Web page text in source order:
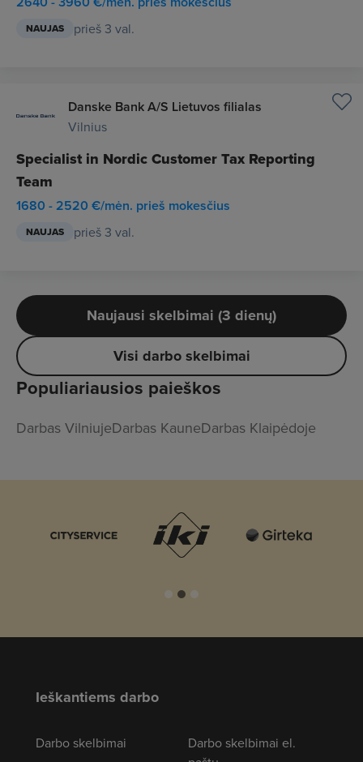
NAUJAS prieš 3 val.
Danske Bank A/S Lietuvos filialas
Vilnius
Specialist in Nordic Customer Tax Reporting
Team
1680 - 2520 €/mėn. prieš mokesčius
NAUJAS prieš 3 val.
Naujausi skelbimai (3 dienų)
Visi darbo skelbimai
Populiariausios paieškos
Darbas VilniujeDarbas KauneDarbas Klaipėdoje
Ieškantiems darbo
Darbo skelbimai
Darbo skelbimai el.